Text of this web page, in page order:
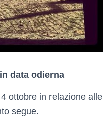
data odierna
ottobre in relazione alle
segue.